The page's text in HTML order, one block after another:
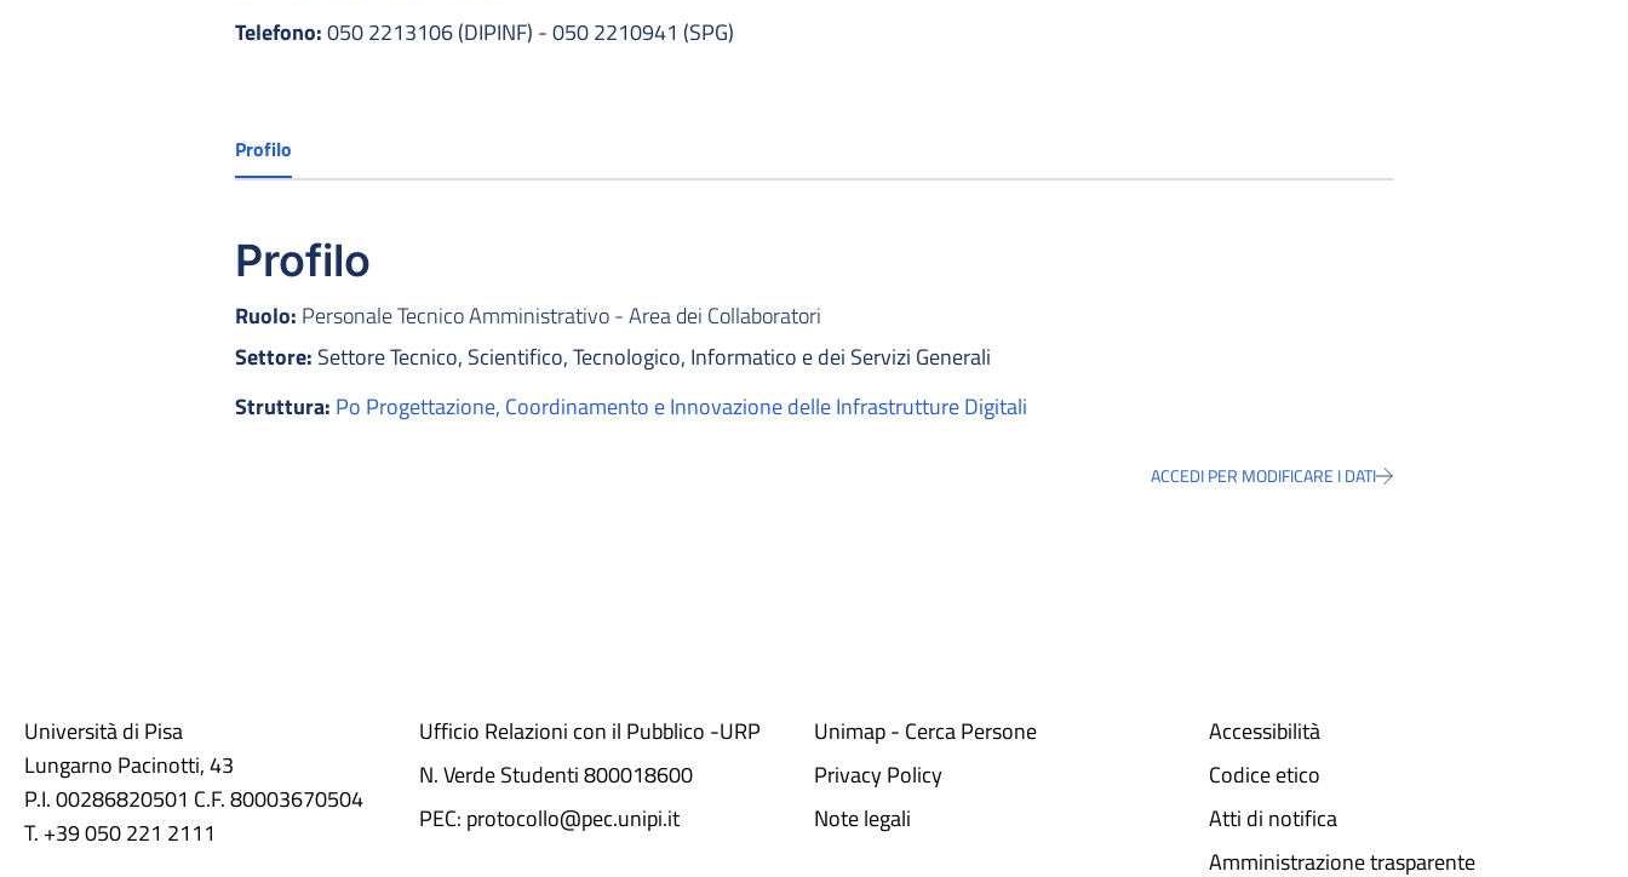
Telefono:050 2213106 (DIPINF) - 050 2210941 (SPG)
Profilo
Profilo
Ruolo: Personale Tecnico Amministrativo - Area dei Collaboratori
Settore: Settore Tecnico, Scientifico, Tecnologico, Informatico e dei Servizi Generali
Struttura: Po Progettazione, Coordinamento e Innovazione delle Infrastrutture Digitali
ACCEDI PER MODIFICARE I DATI
Università di Pisa
Lungarno Pacinotti, 43
P.I. 00286820501 C.F. 80003670504
T. +39 050 221 2111
Ufficio Relazioni con il Pubblico -URP
N. Verde Studenti 800018600​
PEC: protocollo@pec.unipi.it
Unimap - Cerca Persone
Privacy Policy
Note legali
Accessibilità
Codice etico
Atti di notifica
Amministrazione trasparente